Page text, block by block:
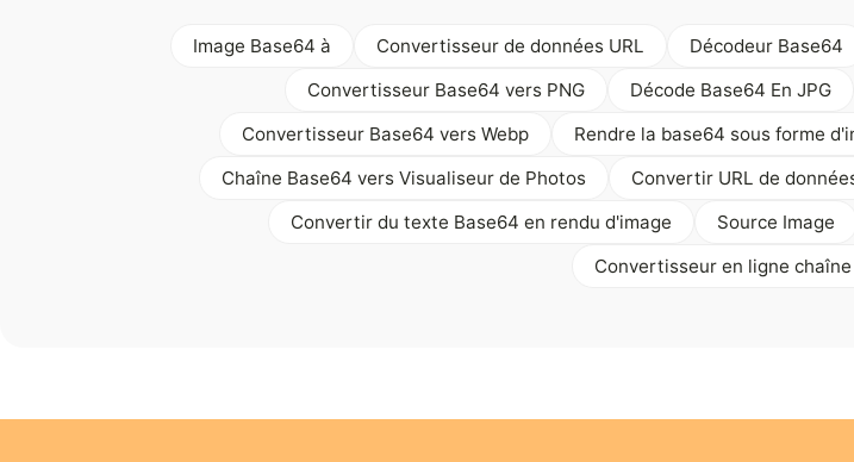
Image Base64 à Convertisseur de données URL Décodeur Base64
Convertisseur Base64 vers PNG
Décode Base64 En JPG
Convertisseur Base64 vers Webp
Rendre la base64 sous forme
Chaîne Base64 vers Visualiseur de Photos
Convertir URL de
Convertir du texte Base64 en rendu d'image
Source Image
Convertisseur en ligne